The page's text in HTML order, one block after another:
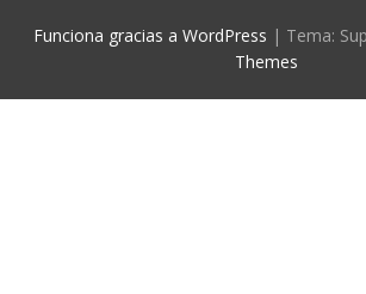
Funciona gracias a WordPress | Tema:
Themes